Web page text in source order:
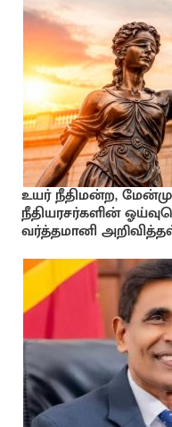
உயர் நீதிமன்ற,
நீதியரசர்களின்
வர்த்தமானி